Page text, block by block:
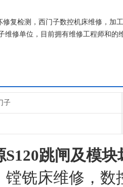
修复检测，西门子数控机床维修，
维修单位，目前拥有维修工程师和
子
跳闸及模
镗铣床维修，数